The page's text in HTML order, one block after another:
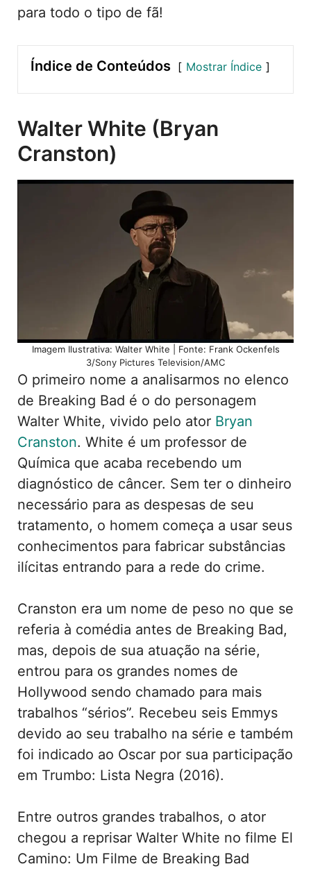
para todo o tipo de fã!
Índice de Conteúdos Mostrar Índice
Walter White (Bryan
Cranston)
Imagem Ilustrativa: Walter White | Fonte: Frank Ockenfels
3/Sony Pictures Television/AMC
O primeiro nome a analisarmos no elenco
de Breaking Bad é o do personagem
Walter White, vivido pelo ator Bryan
Cranston. White é um professor de
Química que acaba recebendo um
diagnóstico de câncer. Sem ter o dinheiro
necessário para as despesas de seu
tratamento, o homem começa a usar seus
conhecimentos para fabricar substâncias
ilícitas entrando para a rede do crime.
Cranston era um nome de peso no que se
referia à comédia antes de Breaking Bad,
mas, depois de sua atuação na série,
entrou para os grandes nomes de
Hollywood sendo chamado para mais
trabalhos “sérios”. Recebeu seis Emmys
devido ao seu trabalho na série e também
foi indicado ao Oscar por sua participação
em Trumbo: Lista Negra (2016).
Entre outros grandes trabalhos, o ator
chegou a reprisar Walter White no filme El
Camino: Um Filme de Breaking Bad